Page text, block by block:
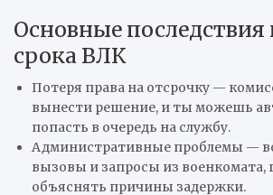
Основные последствия
срока ВЛК
Потеря права на отсрочку —
вынести решение, и ты можешь
попасть в очередь на службу.
Административные проблемы —
вызовы и запросы из военкомата,
объяснять причины задержки.